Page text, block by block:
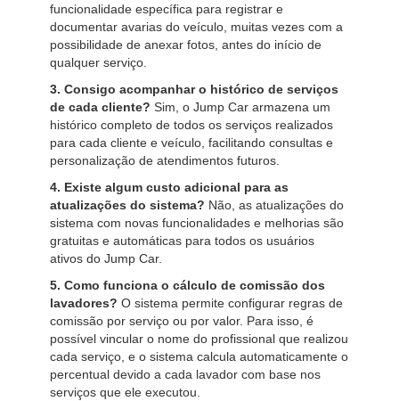
funcionalidade específica para registrar e
documentar avarias do veículo, muitas vezes com a
possibilidade de anexar fotos, antes do início de
qualquer serviço.
3. Consigo acompanhar o histórico de serviços
de cada cliente? Sim, o Jump Car armazena um
histórico completo de todos os serviços realizados
para cada cliente e veículo, facilitando consultas e
personalização de atendimentos futuros.
4. Existe algum custo adicional para as
atualizações do sistema? Não, as atualizações do
sistema com novas funcionalidades e melhorias são
gratuitas e automáticas para todos os usuários
ativos do Jump Car.
5. Como funciona o cálculo de comissão dos
lavadores? O sistema permite configurar regras de
comissão por serviço ou por valor. Para isso, é
possível vincular o nome do profissional que realizou
cada serviço, e o sistema calcula automaticamente o
percentual devido a cada lavador com base nos
serviços que ele executou.